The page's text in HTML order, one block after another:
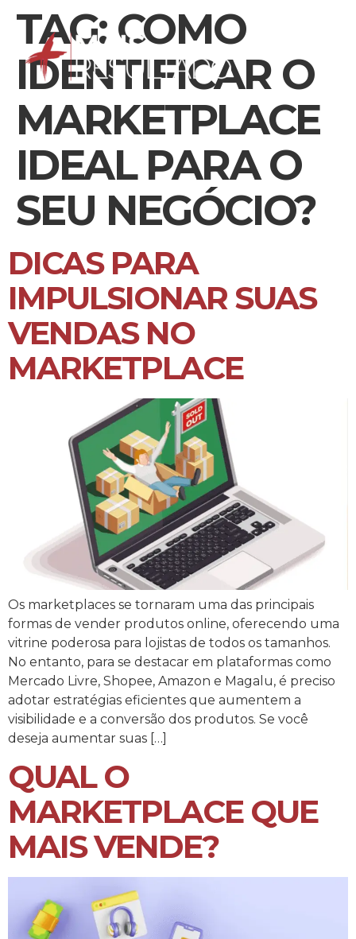
TAG: COMO
IDENTIFICAR O
MARKETPLACE
IDEAL PARA O
SEU NEGÓCIO?
DICAS PARA
IMPULSIONAR SUAS
VENDAS NO
MARKETPLACE
Os marketplaces se tornaram uma das principais
formas de vender produtos online, oferecendo uma
vitrine poderosa para lojistas de todos os tamanhos.
No entanto, para se destacar em plataformas como
Mercado Livre, Shopee, Amazon e Magalu, é preciso
adotar estratégias eficientes que aumentem a
visibilidade e a conversão dos produtos. Se você
deseja aumentar suas […]
QUAL O
MARKETPLACE QUE
MAIS VENDE?